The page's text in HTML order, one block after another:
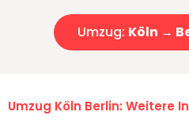
Umzug: Köln →
Umzug Köln Berlin: Weitere